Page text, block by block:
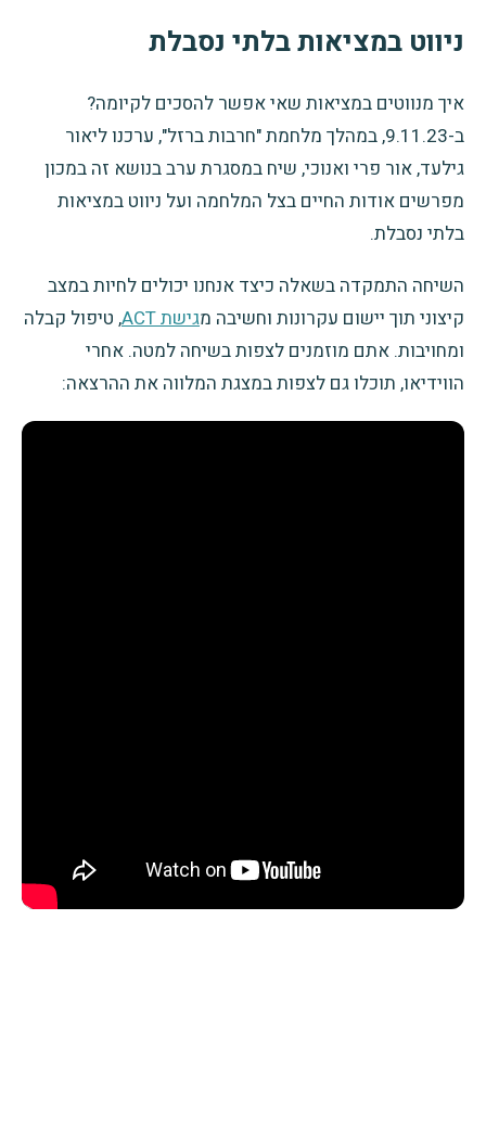
ניווט במציאות בלתי נסבלת
איך מנווטים במציאות שאי אפשר להסכים לקיומה?
ב-9.11.23, במהלך מלחמת "חרבות ברזל", ערכנו ליאור
גילעד, אור פרי ואנוכי, שיח במסגרת ערב בנושא זה במכון
מפרשים אודות החיים בצל המלחמה ועל ניווט במציאות
בלתי נסבלת.
השיחה התמקדה בשאלה כיצד אנחנו יכולים לחיות במצב
קיצוני תוך יישום עקרונות וחשיבה מגישת ACT
, טיפול קבלה
ומחויבות. אתם מוזמנים לצפות בשיחה למטה. אחרי
הווידיאו, תוכלו גם לצפות במצגת המלווה את ההרצאה: